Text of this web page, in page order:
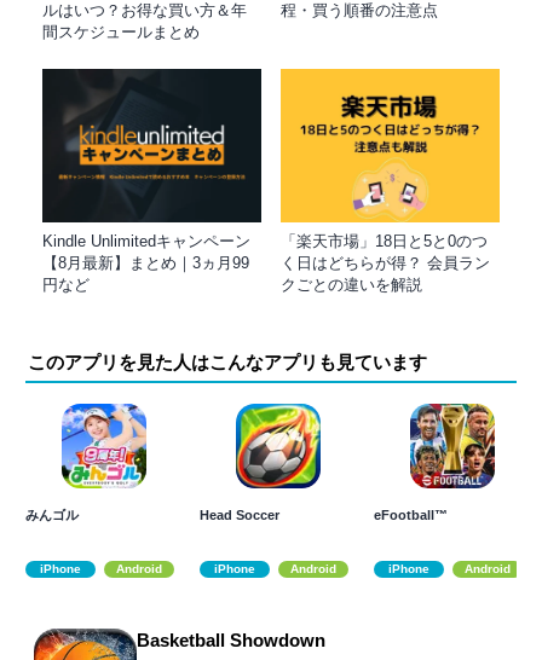
ルはいつ？お得な買い方＆年
間スケジュールまとめ
程・買う順番の注意点
Kindle Unlimitedキャンペーン
【8月最新】まとめ｜3ヵ月99
円など
「楽天市場」18日と5と0のつ
く日はどちらが得？ 会員ラン
クごとの違いを解説
このアプリを見た人はこんなアプリも見ています
みんゴル
iPhone Android
Head Soccer
iPhone Android
eFootball™
iPhone Android
Basketball Showdown